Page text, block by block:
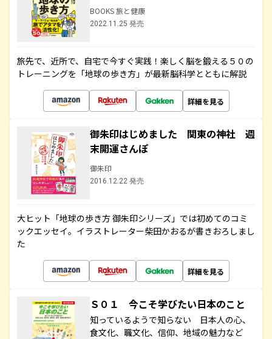
BOOKS 旅と健康
2022.11.25 発売
旅先で、近所で、自宅で今すぐ実践！楽しく脳を鍛える５０の
トレーニングを「地球の歩き方」が最新脳科学とともに解説
詳細を見る
御朱印はじめました 関東の神社 週
末開運さんぽ
御朱印
2016.12.22 発売
大ヒット「地球の歩き方 御朱印シリーズ」では初めてのコミ
ックエッセイ。イラストレーター柴田かおるが書きおろしまし
た
詳細を見る
Ｓ０１ 今こそ学びたい日本のこと
知っているようで知らない 日本人の心、
食文化、職文化、信仰、地域の魅力など